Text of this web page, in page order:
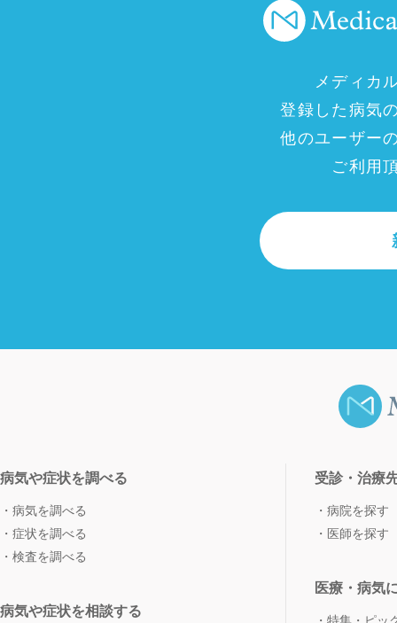
メディカ
登録した病気
他のユーザー
ご利用
病気や症状を調べる
病気を調べる
症状を調べる
検査を調べる
病気や症状を相談する
受診・治療
病院を探す
医師を探す
医療・病気